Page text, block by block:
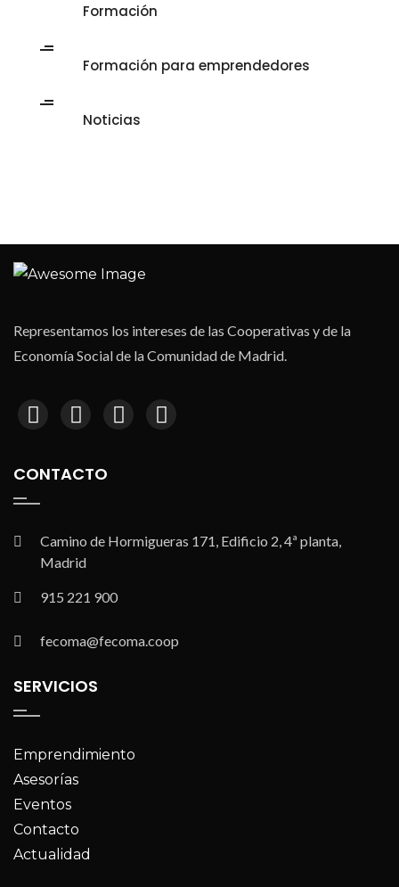
Formación
Formación para emprendedores
Noticias
Representamos los intereses de las Cooperativas y de la
Economía Social de la Comunidad de Madrid.
CONTACTO
Camino de Hormigueras 171, Edificio 2, 4ª planta,
Madrid
915 221 900
fecoma@fecoma.coop
SERVICIOS
Emprendimiento
Asesorías
Eventos
Contacto
Actualidad